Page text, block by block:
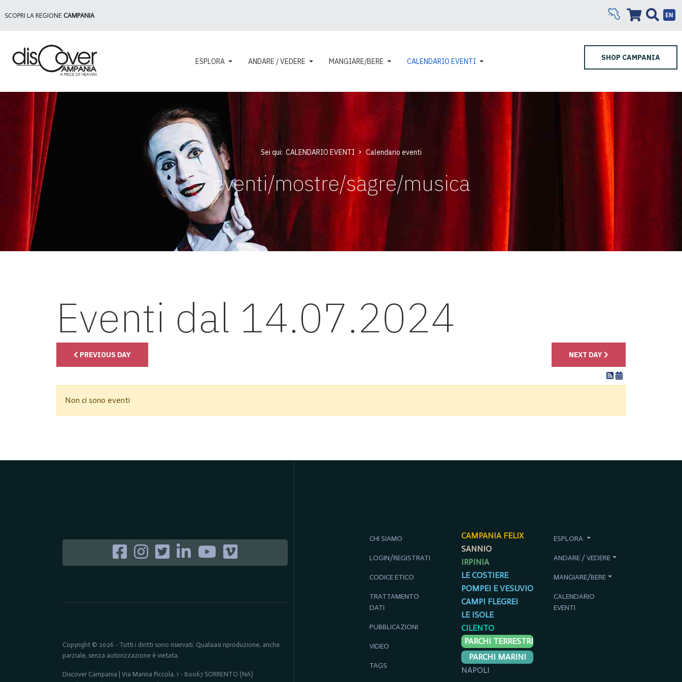
SCOPRI LA REGIONE CAMPANIA EN
ESPLORA ANDARE / VEDERE MANGIARE/BERE CALENDARIO EVENTI SHOP CAMPANIA
Sei qui: CALENDARIO EVENTI Calendario eventi
eventi/mostre/sagre/musica
Eventi dal 14.07.2024
PREVIOUS DAY NEXT DAY
Non ci sono eventi
Copyright © 2026 - Tutti i diritti sono riservati. Qualsiasi riproduzione, anche
parziale, senza autorizzazione è vietata.
Discover Campania | Via Marina Piccola, 1 - 80067 SORRENTO (NA)
CHI SIAMO
LOGIN/REGISTRATI
CODICE ETICO
TRATTAMENTO
DATI
PUBBLICAZIONI
VIDEO
TAGS
CAMPANIA FELIX
SANNIO
IRPINIA
LE COSTIERE
POMPEI E VESUVIO
CAMPI FLEGREI
LE ISOLE
CILENTO
PARCHI TERRESTRI
PARCHI MARINI
NAPOLI
ESPLORA
ANDARE / VEDERE
MANGIARE/BERE
CALENDARIO
EVENTI